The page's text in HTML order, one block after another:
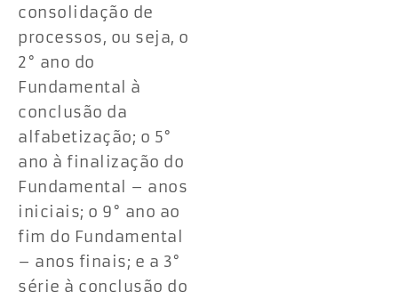
consolidação de
processos, ou seja, o
2° ano do
Fundamental à
conclusão da
alfabetização; o 5°
ano à finalização do
Fundamental – anos
iniciais; o 9° ano ao
fim do Fundamental
– anos finais; e a 3°
série à conclusão do